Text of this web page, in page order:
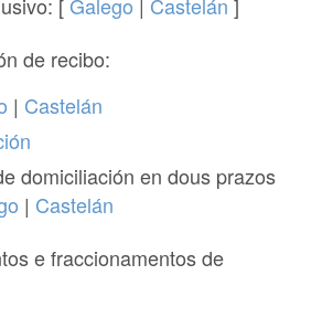
[Galego | Castelán ]
de recibo:
| Castelán
domiciliación en dous prazos
| Castelán
e fraccionamentos de